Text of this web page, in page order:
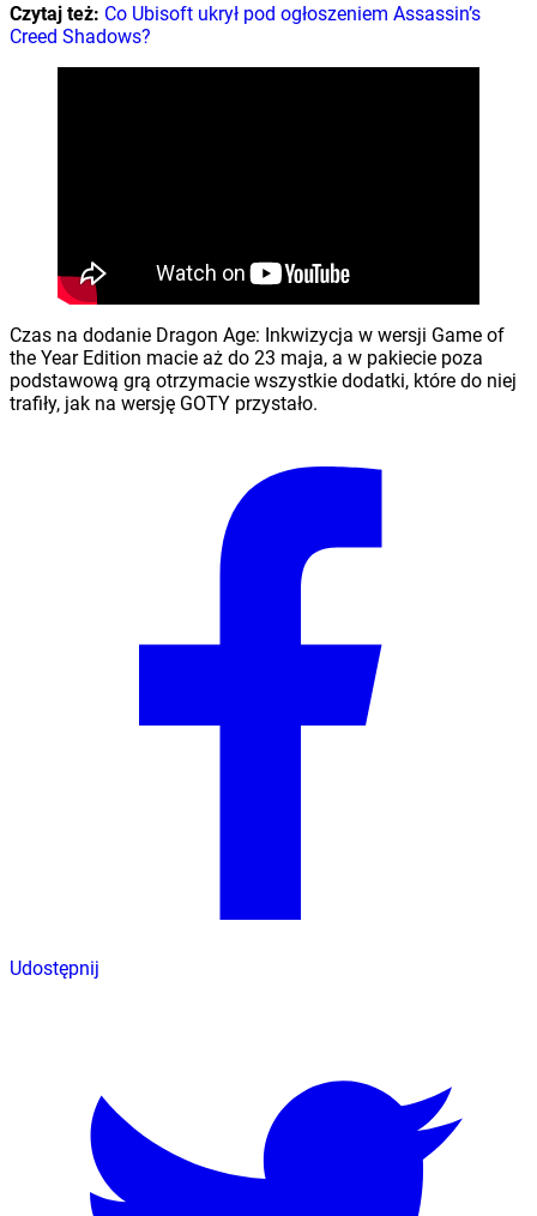
Czytaj też: Co Ubisoft ukrył pod ogłoszeniem Assassin’s
Creed Shadows?
Czas na dodanie Dragon Age: Inkwizycja w wersji Game of
the Year Edition macie aż do 23 maja, a w pakiecie poza
podstawową grą otrzymacie wszystkie dodatki, które do niej
trafiły, jak na wersję GOTY przystało.
Udostępnij